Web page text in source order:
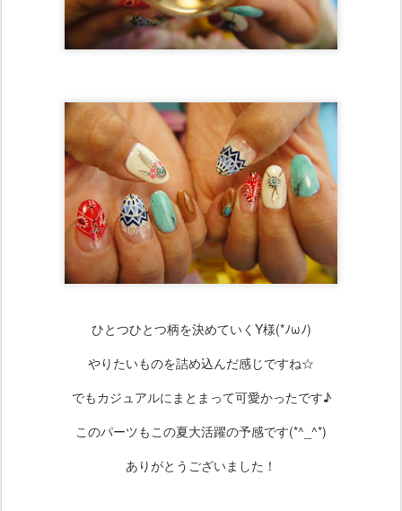
ひとつひとつ柄を決めていくY様(*ﾉωﾉ)
やりたいものを詰め込んだ感じですね☆
でもカジュアルにまとまって可愛かったです♪
このパーツもこの夏大活躍の予感です(*^_^*)
ありがとうございました！